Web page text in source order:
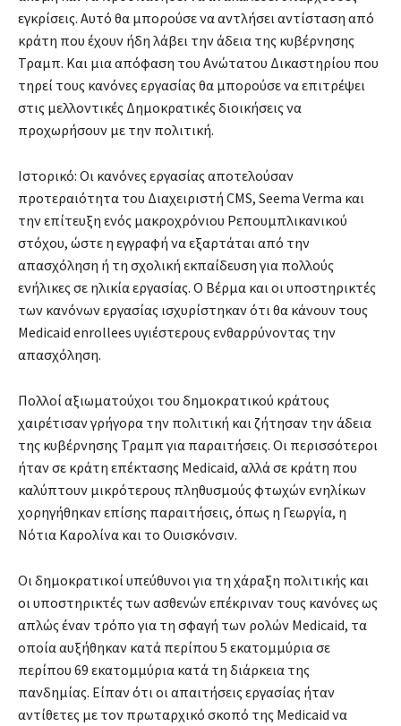
εγκρίσεις. Αυτό θα μπορούσε να αντλήσει αντίσταση από
κράτη που έχουν ήδη λάβει την άδεια της κυβέρνησης
Τραμπ. Και μια απόφαση του Ανώτατου Δικαστηρίου που
τηρεί τους κανόνες εργασίας θα μπορούσε να επιτρέψει
στις μελλοντικές Δημοκρατικές διοικήσεις να
προχωρήσουν με την πολιτική.
Ιστορικό: Οι κανόνες εργασίας αποτελούσαν
προτεραιότητα του Διαχειριστή CMS, Seema Verma και
την επίτευξη ενός μακροχρόνιου Ρεπουμπλικανικού
στόχου, ώστε η εγγραφή να εξαρτάται από την
απασχόληση ή τη σχολική εκπαίδευση για πολλούς
ενήλικες σε ηλικία εργασίας. Ο Βέρμα και οι υποστηρικτές
των κανόνων εργασίας ισχυρίστηκαν ότι θα κάνουν τους
Medicaid enrollees υγιέστερους ενθαρρύνοντας την
απασχόληση.
Πολλοί αξιωματούχοι του δημοκρατικού κράτους
χαιρέτισαν γρήγορα την πολιτική και ζήτησαν την άδεια
της κυβέρνησης Τραμπ για παραιτήσεις. Οι περισσότεροι
ήταν σε κράτη επέκτασης Medicaid, αλλά σε κράτη που
καλύπτουν μικρότερους πληθυσμούς φτωχών ενηλίκων
χορηγήθηκαν επίσης παραιτήσεις, όπως η Γεωργία, η
Νότια Καρολίνα και το Ουισκόνσιν.
Οι δημοκρατικοί υπεύθυνοι για τη χάραξη πολιτικής και
οι υποστηρικτές των ασθενών επέκριναν τους κανόνες ως
απλώς έναν τρόπο για τη σφαγή των ρολών Medicaid, τα
οποία αυξήθηκαν κατά περίπου 5 εκατομμύρια σε
περίπου 69 εκατομμύρια κατά τη διάρκεια της
πανδημίας. Είπαν ότι οι απαιτήσεις εργασίας ήταν
αντίθετες με τον πρωταρχικό σκοπό της Medicaid να